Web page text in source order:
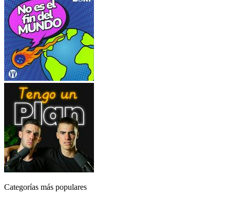
Categorías más populares